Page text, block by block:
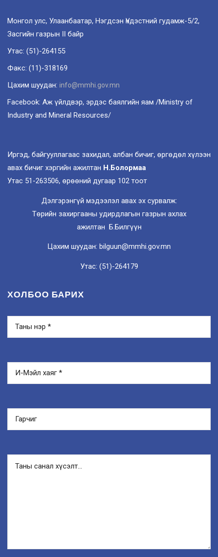
Монгол улс, Улаанбаатар, Нэгдсэн Үндэстний гудамж-5/2,
Засгийн газрын II байр
Утас: (51)-264155
Факс: (11)-318169
Цахим шуудан: info@mmhi.gov.mn
Facebook: Аж үйлдвэр, эрдэс баялгийн яам /Ministry of
Industry and Mineral Resources/
Иргэд, байгууллагаас захидал, албан бичиг, өргөдөл хүлээн
авах бичиг хэргийн ажилтан Н.Болормаа
Утас 51-263506, өрөөний дугаар 102 тоот
Дэлгэрэнгүй мэдээлэл авах эх сурвалж:
Төрийн захиргааны удирдлагын газрын ахлах
ажилтан Б.Билгүүн
Цахим шуудан: bilguun@mmhi.gov.mn
Утас: (51)-264179
ХОЛБОО БАРИХ